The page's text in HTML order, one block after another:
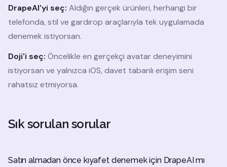
DrapeAI'yi seç: Aldığın gerçek ürünleri, herhangi bir
telefonda, stil ve gardırop araçlarıyla tek uygulamada
denemek istiyorsan.
Doji'i seç: Öncelikle en gerçekçi avatar deneyimini
istiyorsan ve yalnızca iOS, davet tabanlı erişim seni
rahatsız etmiyorsa.
Sık sorulan sorular
Satın almadan önce kıyafet denemek için DrapeAI mı